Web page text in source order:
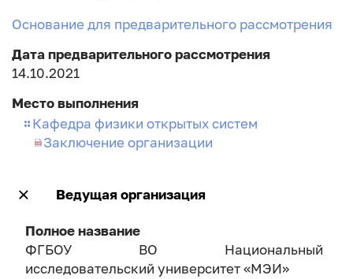
Основание для предварительного рассмотрения
Дата предварительного рассмотрения
14.10.2021
Место выполнения
Кафедра физики открытых систем
Заключение организации
Ведущая организация
Полное название
ФГБОУ ВО Национальный
исследовательский университет «МЭИ»